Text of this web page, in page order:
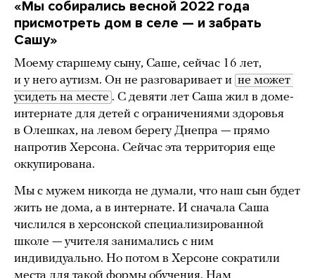
«Мы собирались весной 2022 года
присмотреть дом в селе — и забрать
Сашу»
Моему старшему сыну, Саше, сейчас 16 лет,
и у него аутизм. Он не разговаривает и не может
усидеть на месте . С девяти лет Саша жил в доме-
интернате для детей с ограничениями здоровья
в Олешках, на левом берегу Днепра — прямо
напротив Херсона. Сейчас эта территория еще
оккупирована.
Мы с мужем никогда не думали, что наш сын будет
жить не дома, а в интернате. И сначала Саша
числился в херсонской специализированной
школе — учителя занимались с ним
индивидуально. Но потом в Херсоне сократили